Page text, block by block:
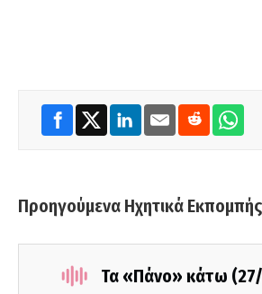
Προηγούμενα Ηχητικά Εκπομπής
Τα «Πάνο» κάτω